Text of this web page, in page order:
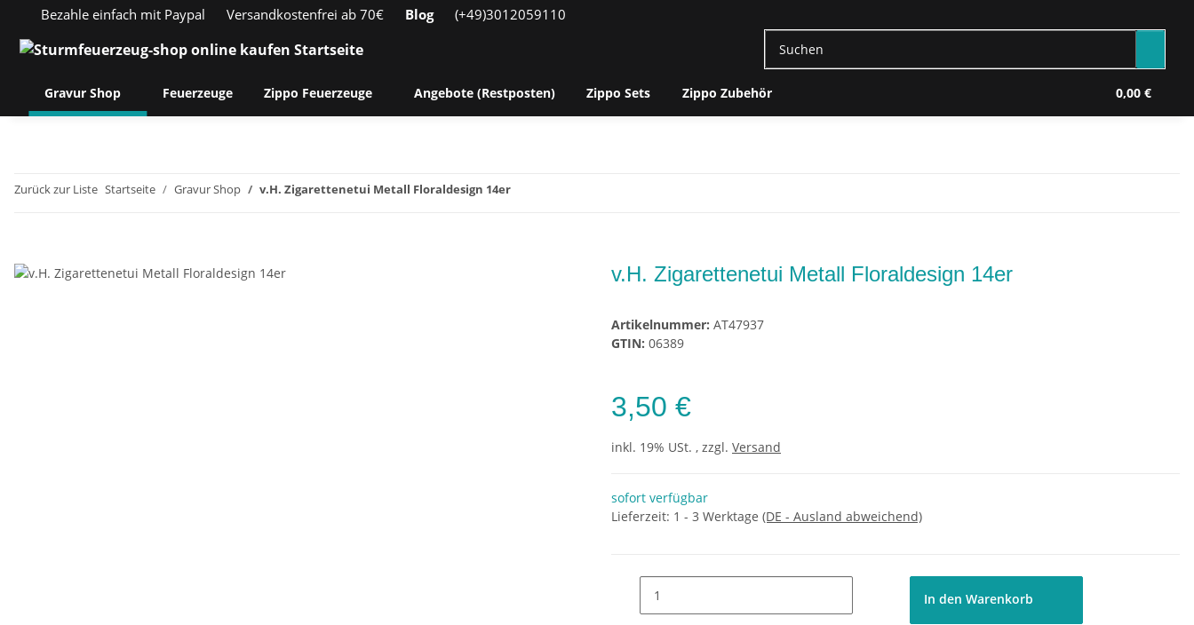
Bezahle einfach mit Paypal Versandkostenfrei ab 70€ Blog (+49)3012059110
Gravur Shop Feuerzeuge Zippo Feuerzeuge Angebote (Restposten) Zippo Sets Zippo Zubehör 0,00 €
Zurück zur Liste Startseite Gravur Shop v.H. Zigarettenetui Metall Floraldesign 14er
v.H. Zigarettenetui Metall Floraldesign 14er
Artikelnummer: AT47937
GTIN: 06389
3,50 €
inkl. 19% USt. , zzgl. Versand
sofort verfügbar
Lieferzeit: 1 - 3 Werktage (DE - Ausland abweichend)
In den Warenkorb